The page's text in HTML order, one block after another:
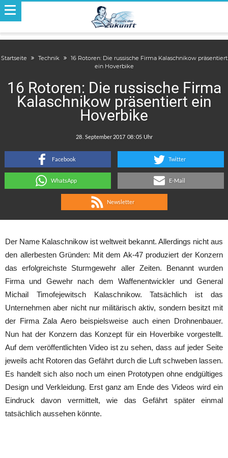
Startseite Technik
16 Rotoren: Die russische Firma Kalaschnikow präsentiert
ein Hoverbike
16 Rotoren: Die russische Firma
Kalaschnikow präsentiert ein
Hoverbike
:
Facebook Twitter
WhatsApp E-Mail
Newsletter
Der Name Kalaschnikow ist weltweit bekannt. Allerdings nicht aus
den allerbesten Gründen: Mit dem Ak-47 produziert der Konzern
das erfolgreichste Sturmgewehr aller Zeiten. Benannt wurden
Firma und Gewehr nach dem Waffenentwickler und General
Michail Timofejewitsch Kalaschnikow. Tatsächlich ist das
Unternehmen aber nicht nur militärisch aktiv, sondern besitzt mit
der Firma Zala Aero beispielsweise auch einen Drohnenbauer.
Nun hat der Konzern das Konzept für ein Hoverbike vorgestellt.
Auf dem veröffentlichten Video ist zu sehen, dass auf jeder Seite
jeweils acht Rotoren das Gefährt durch die Luft schweben lassen.
Es handelt sich also noch um einen Prototypen ohne endgültiges
Design und Verkleidung. Erst ganz am Ende des Videos wird ein
Eindruck davon vermittelt, wie das Gefährt später einmal
tatsächlich aussehen könnte.